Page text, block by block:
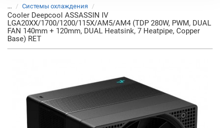
... Системы охлаждения
Cooler Deepcool ASSASSIN IV
LGA20XX/1700/1200/115X/AM5/AM4 (TDP 280W, PWM, DUAL
FAN 140mm + 120mm, DUAL Heatsink, 7 Heatpipe, Copper
Base) RET